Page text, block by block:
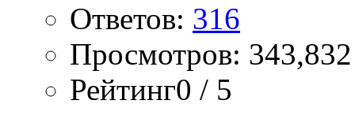
Ответов: 316
Просмотров: 343,832
Рейтинг0 / 5